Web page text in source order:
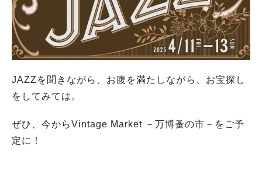
JAZZを聞きながら、お腹を満たしながら、お宝探し
をしてみては。
ぜひ、今からVintage Market －万博蚤の市－をご予
定に！